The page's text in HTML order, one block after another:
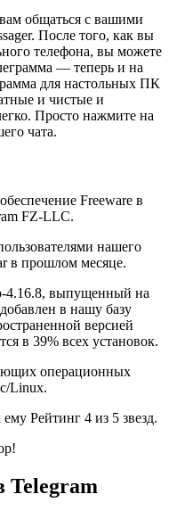
общаться с вашими
После того, как вы
телефона, вы можете
— теперь и на
для настольных ПК
и чистые и
Просто нажмите на
чата.
Freeware в
FZ-LLC.
нашего
в прошлом месяце.
4.16.8, выпущенный на
в нашу базу
версией
в 39% всех установок.
операционных
Linux.
Рейтинг 4 из 5 звезд.
Telegram